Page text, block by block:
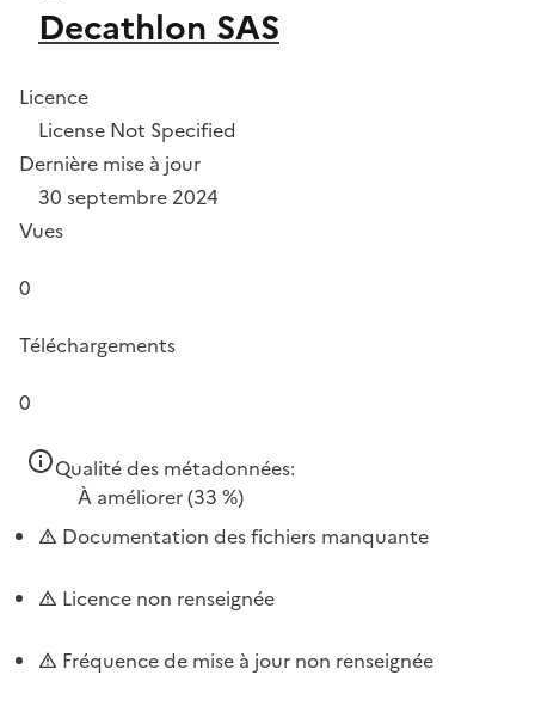
Decathlon SAS
Licence
License Not Specified
Dernière mise à jour
30 septembre 2024
Vues
0
Téléchargements
0
Qualité des métadonnées:
À améliorer(33 %)
Documentation des fichiers manquante
Licence non renseignée
Fréquence de mise à jour non renseignée